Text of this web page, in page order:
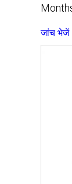
जांच भेजें